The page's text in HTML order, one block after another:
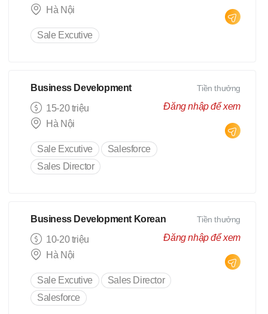
Hà Nội
Sale Excutive
Business Development
15-20 triệu
Hà Nội
Sale Excutive
Salesforce
Sales Director
Tiền thưởng
Đăng nhập để xem
Business Development Korean
10-20 triệu
Hà Nội
Sale Excutive
Sales Director
Salesforce
Tiền thưởng
Đăng nhập để xem